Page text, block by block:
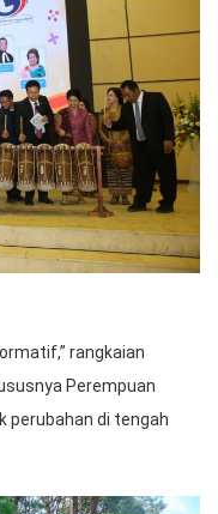
rangkaian
Perempuan
perubahan di tengah